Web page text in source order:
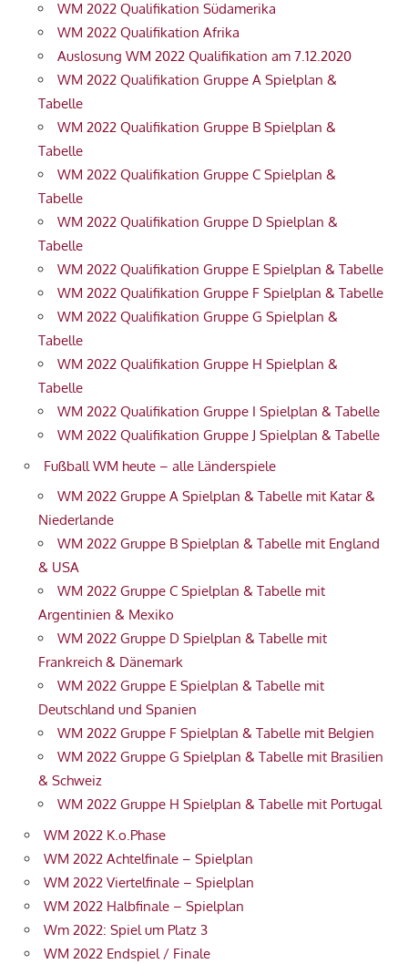
WM 2022 Qualifikation Südamerika
WM 2022 Qualifikation Afrika
Auslosung WM 2022 Qualifikation am 7.12.2020
WM 2022 Qualifikation Gruppe A Spielplan &
Tabelle
WM 2022 Qualifikation Gruppe B Spielplan &
Tabelle
WM 2022 Qualifikation Gruppe C Spielplan &
Tabelle
WM 2022 Qualifikation Gruppe D Spielplan &
Tabelle
WM 2022 Qualifikation Gruppe E Spielplan & Tabelle
WM 2022 Qualifikation Gruppe F Spielplan & Tabelle
WM 2022 Qualifikation Gruppe G Spielplan &
Tabelle
WM 2022 Qualifikation Gruppe H Spielplan &
Tabelle
WM 2022 Qualifikation Gruppe I Spielplan & Tabelle
WM 2022 Qualifikation Gruppe J Spielplan & Tabelle
Fußball WM heute – alle Länderspiele
WM 2022 Gruppe A Spielplan & Tabelle mit Katar &
Niederlande
WM 2022 Gruppe B Spielplan & Tabelle mit England
& USA
WM 2022 Gruppe C Spielplan & Tabelle mit
Argentinien & Mexiko
WM 2022 Gruppe D Spielplan & Tabelle mit
Frankreich & Dänemark
WM 2022 Gruppe E Spielplan & Tabelle mit
Deutschland und Spanien
WM 2022 Gruppe F Spielplan & Tabelle mit Belgien
WM 2022 Gruppe G Spielplan & Tabelle mit Brasilien
& Schweiz
WM 2022 Gruppe H Spielplan & Tabelle mit Portugal
WM 2022 K.o.Phase
WM 2022 Achtelfinale – Spielplan
WM 2022 Viertelfinale – Spielplan
WM 2022 Halbfinale – Spielplan
Wm 2022: Spiel um Platz 3
WM 2022 Endspiel / Finale